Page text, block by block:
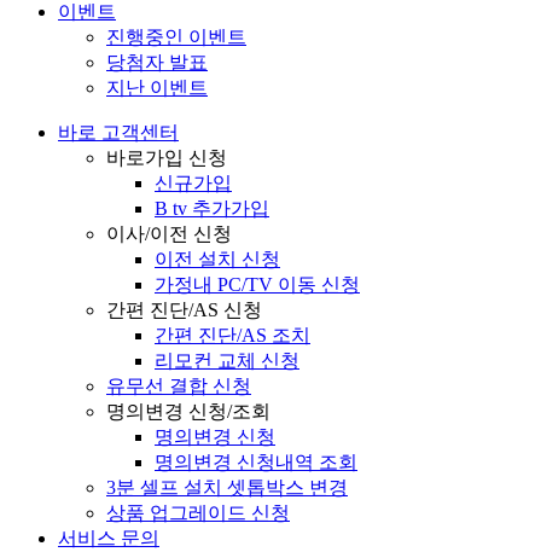
이벤트
진행중인 이벤트
당첨자 발표
지난 이벤트
바로 고객센터
바로가입 신청
신규가입
B tv 추가가입
이사/이전 신청
이전 설치 신청
가정내 PC/TV 이동 신청
간편 진단/AS 신청
간편 진단/AS 조치
리모컨 교체 신청
유무선 결합 신청
명의변경 신청/조회
명의변경 신청
명의변경 신청내역 조회
3분 셀프 설치 셋톱박스 변경
상품 업그레이드 신청
서비스 문의